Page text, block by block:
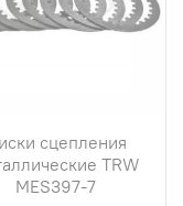
сцепления
TRW
MES397-7